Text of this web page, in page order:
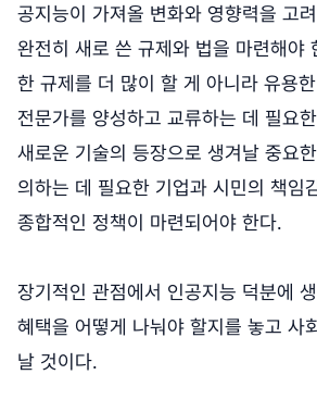
공지능이 가져올 변화와 영향력을 고
완전히 새로 쓴 규제와 법을 마련해야
한 규제를 더 많이 할 게 아니라 유용
전문가를 양성하고 교류하는 데 필요
새로운 기술의 등장으로 생겨날 중요
의하는 데 필요한 기업과 시민의 책임
종합적인 정책이 마련되어야 한다.
장기적인 관점에서 인공지능 덕분에
혜택을 어떻게 나눠야 할지를 놓고 사
날 것이다.